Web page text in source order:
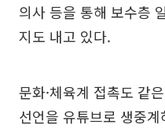
의사 등을 통해 보수층
지도 내고 있다.
문화·체육계 접촉도 같
선언을 유튜브로 생중